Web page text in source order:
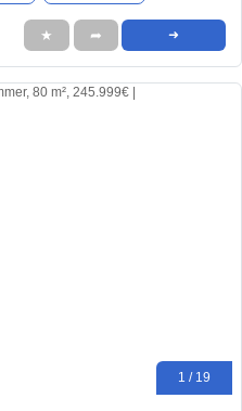
★ ➦ ➜
1 / 19